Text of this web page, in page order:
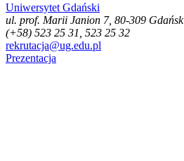
Uniwersytet Gdański
ul. prof. Marii Janion 7, 80-309 Gdańsk
(+58) 523 25 31, 523 25 32
rekrutacja@ug.edu.pl
Prezentacja